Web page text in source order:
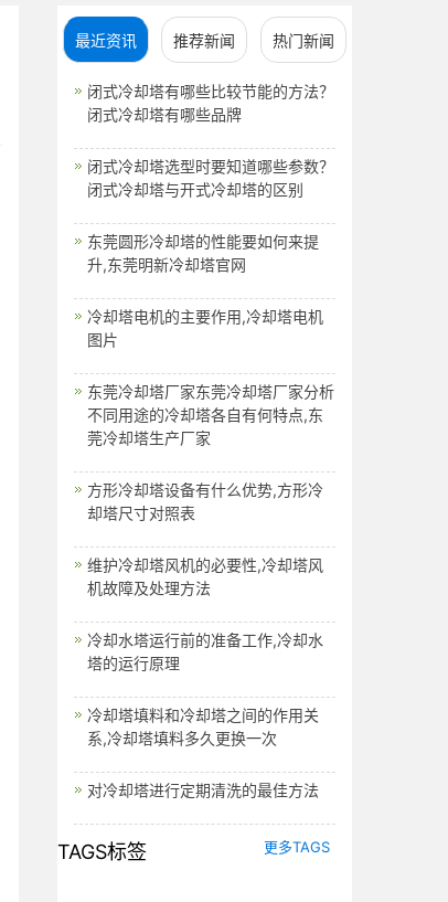
最近资讯 推荐新闻 热门新闻
闭式冷却塔有哪些比较节能的方法？
闭式冷却塔有哪些品牌
闭式冷却塔选型时要知道哪些参数？
闭式冷却塔与开式冷却塔的区别
东莞圆形冷却塔的性能要如何来提
升,东莞明新冷却塔官网
冷却塔电机的主要作用,冷却塔电机
图片
东莞冷却塔厂家东莞冷却塔厂家分析
不同用途的冷却塔各自有何特点,东
莞冷却塔生产厂家
方形冷却塔设备有什么优势,方形冷
却塔尺寸对照表
维护冷却塔风机的必要性,冷却塔风
机故障及处理方法
冷却水塔运行前的准备工作,冷却水
塔的运行原理
冷却塔填料和冷却塔之间的作用关
系,冷却塔填料多久更换一次
对冷却塔进行定期清洗的最佳方法
TAGS标签 更多TAGS